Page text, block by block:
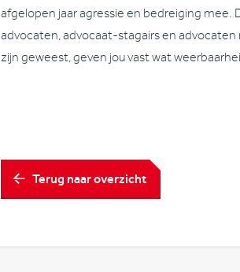
afgelopen jaar agressie en bedreiging mee.
advocaten, advocaat-stagairs en advocaten
zijn geweest, geven jou vast wat
Terug naar overzicht